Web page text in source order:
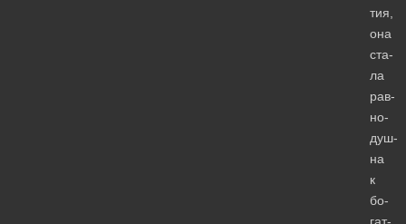
тия,
она
ста­
ла
рав­
но­
душ­
на
к
бо­
гат­